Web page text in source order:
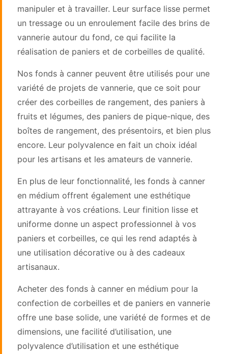
manipuler et à travailler. Leur surface lisse permet
un tressage ou un enroulement facile des brins de
vannerie autour du fond, ce qui facilite la
réalisation de paniers et de corbeilles de qualité.
Nos fonds à canner peuvent être utilisés pour une
variété de projets de vannerie, que ce soit pour
créer des corbeilles de rangement, des paniers à
fruits et légumes, des paniers de pique-nique, des
boîtes de rangement, des présentoirs, et bien plus
encore. Leur polyvalence en fait un choix idéal
pour les artisans et les amateurs de vannerie.
En plus de leur fonctionnalité, les fonds à canner
en médium offrent également une esthétique
attrayante à vos créations. Leur finition lisse et
uniforme donne un aspect professionnel à vos
paniers et corbeilles, ce qui les rend adaptés à
une utilisation décorative ou à des cadeaux
artisanaux.
Acheter des fonds à canner en médium pour la
confection de corbeilles et de paniers en vannerie
offre une base solide, une variété de formes et de
dimensions, une facilité d’utilisation, une
polyvalence d’utilisation et une esthétique